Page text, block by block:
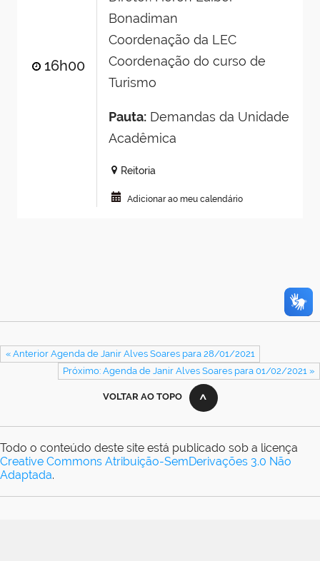
16h00
Bonadiman
Coordenação da LEC
Coordenação do curso de
Turismo
Pauta:Demandas da Unidade
Acadêmica
Reitoria
Adicionar ao meu calendário
« Anterior Agenda de Janir Alves Soares para 28/01/2021
Próximo: Agenda de Janir Alves Soares para 01/02/2021 »
VOLTAR AO TOPO
Todo o conteúdo deste site está publicado sob a licença
Creative Commons Atribuição-SemDerivações 3.0 Não
Adaptada.